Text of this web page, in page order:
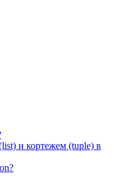
и кортежем (tuple) в